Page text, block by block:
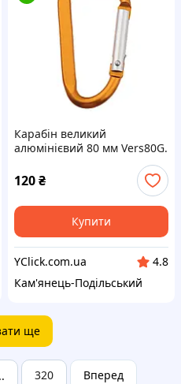
Карабін великий
алюмінієвий 80 мм Vers80G.
Брелок карабін для ключів
80mm. Карабіни для
брелоків
120₴
Купити
YClick.com.ua
4.8
Кам'янець-Подільський
ще
320 Вперед